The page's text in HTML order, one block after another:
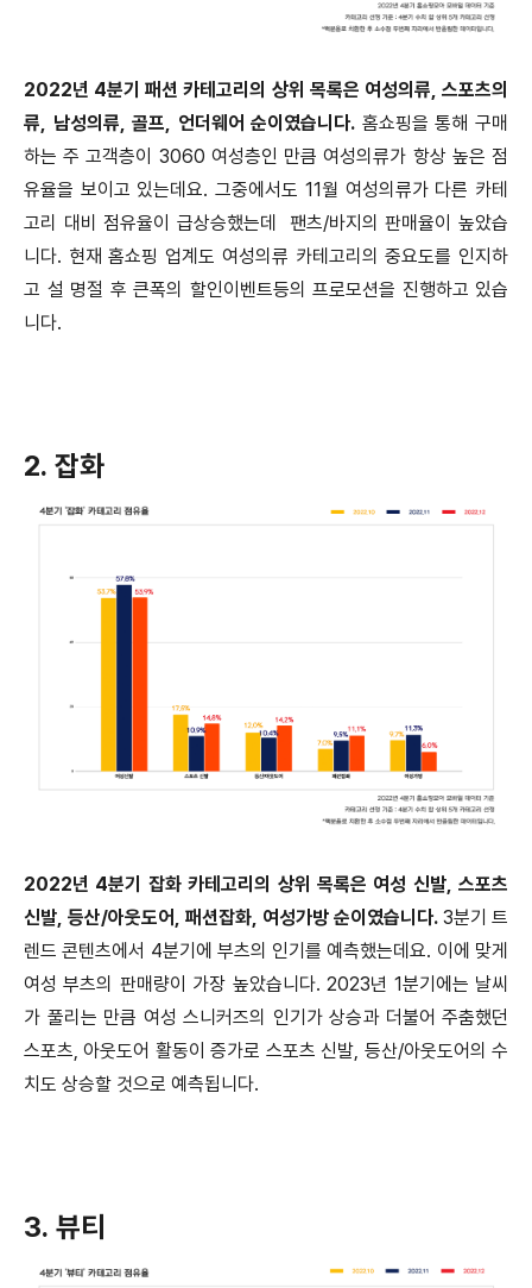
2022년 4분기 패션 카테고리의 상위 목록은 여성의류, 스포츠의
류, 남성의류, 골프, 언더웨어 순이였습니다. 홈쇼핑을 통해 구매
하는 주 고객층이 3060 여성층인 만큼 여성의류가 항상 높은 점
유율을 보이고 있는데요. 그중에서도 11월 여성의류가 다른 카테
고리 대비 점유율이 급상승했는데 팬츠/바지의 판매율이 높았습
니다. 현재 홈쇼핑 업계도 여성의류 카테고리의 중요도를 인지하
고 설 명절 후 큰폭의 할인이벤트등의 프로모션을 진행하고 있습
니다.
2. 잡화
2022년 4분기 잡화 카테고리의 상위 목록은 여성 신발, 스포츠
신발, 등산/아웃도어, 패션잡화, 여성가방 순이였습니다. 3분기 트
렌드 콘텐츠에서 4분기에 부츠의 인기를 예측했는데요. 이에 맞게
여성 부츠의 판매량이 가장 높았습니다. 2023년 1분기에는 날씨
가 풀리는 만큼 여성 스니커즈의 인기가 상승과 더불어 주춤했던
스포츠, 아웃도어 활동이 증가로 스포츠 신발, 등산/아웃도어의 수
치도 상승할 것으로 예측됩니다.
3. 뷰티